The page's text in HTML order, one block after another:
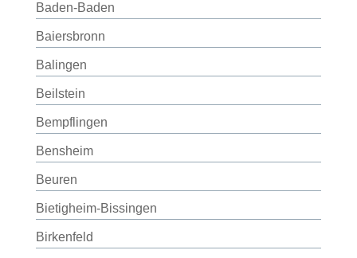
Baden-Baden
Baiersbronn
Balingen
Beilstein
Bempflingen
Bensheim
Beuren
Bietigheim-Bissingen
Birkenfeld